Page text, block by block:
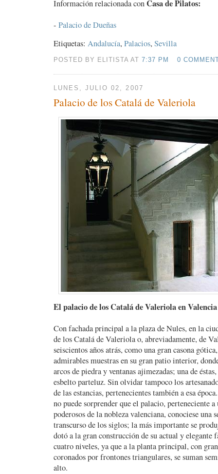
Información relacionada conCasa de Pilatos:
- Palacio de Dueñas
Etiquetas: Andalucía, Palacios, Sevilla
POSTED BY ELITISTA AT7:37 PM 0
LUNES, JULIO 02, 2007
Palacio de los Catalá de Valeriola
El palacio de los Catalá de Valeriola en Valencia
Con fachada principal a la plaza de Nules, en la
de los Catalá de Valeriola o, abreviadamente, de
seiscientos años atrás, como una gran casona
admirables muestras en su gran patio interior,
arcos de piedra y ventanas ajimezadas; una de
esbelto parteluz. Sin olvidar tampoco los
de las estancias, pertenecientes también a esa
no puede sorprender que el palacio, perteneciente
poderosos de la nobleza valenciana, conociese una
transcurso de los siglos; la más importante se
dotó a la gran construcción de su actual y elegante
cuatro niveles, ya que a la planta principal, con
coronados por frontones triangulares, se suman
alto.